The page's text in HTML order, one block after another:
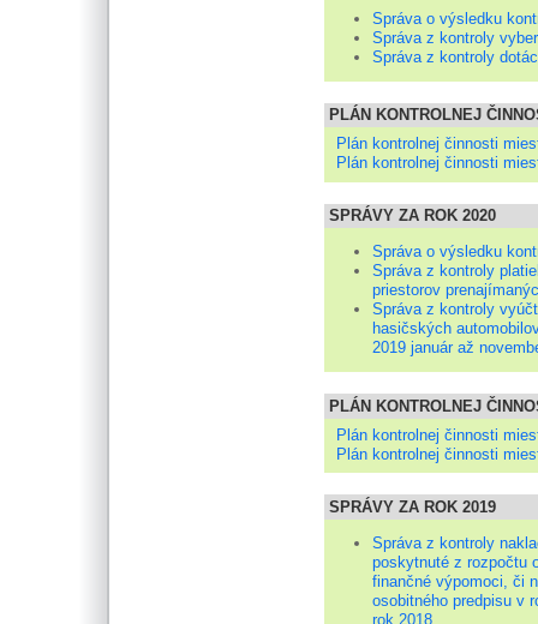
Správa o výsledku
Správa z kontroly
Správa z kontroly
PLÁN KONTROLNEJ
Plán kontrolnej činnosti
Plán kontrolnej činnosti
SPRÁVY ZA ROK 2020
Správa o výsledku
Správa z kontroly
priestorov
Správa z kontroly
hasičských
2019 január až
PLÁN KONTROLNEJ
Plán kontrolnej činnosti
Plán kontrolnej činnosti
SPRÁVY ZA ROK 2019
Správa z kontroly
poskytnuté z rozpočtu
finančné výpomoci, či
osobitného predpisu v
rok 2018